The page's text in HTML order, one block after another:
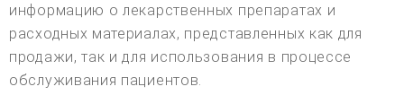
информацию о лекарственных препаратах и
расходных материалах, представленных как для
продажи, так и для использования в процессе
обслуживания пациентов.